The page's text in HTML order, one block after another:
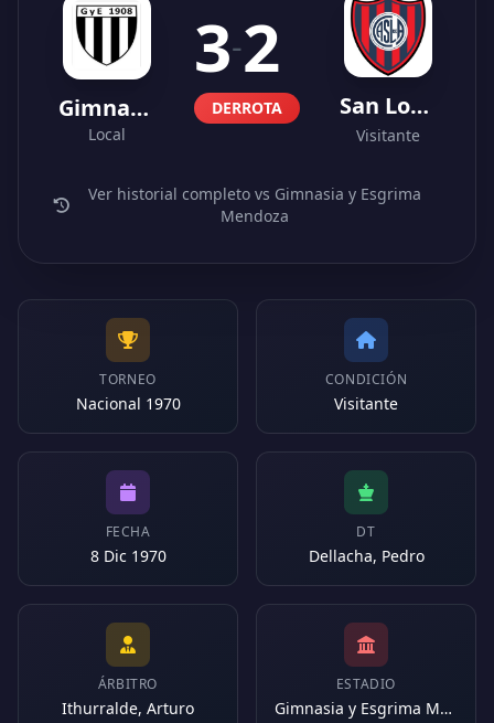
Gimnasia y Esgrima Mendoza
Local
3-2
DERROTA San Lorenzo
Visitante
Ver historial completo vs Gimnasia y Esgrima
Mendoza
TORNEO
Nacional 1970
CONDICIÓN
Visitante
FECHA
8 Dic 1970
DT
Dellacha, Pedro
ÁRBITRO
Ithurralde, Arturo
ESTADIO
Gimnasia y Esgrima Mendoza (Argentina)